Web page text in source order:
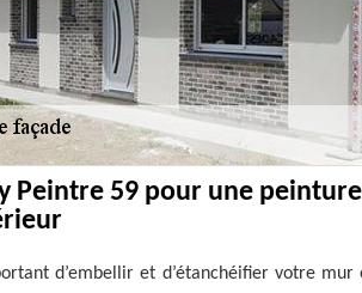
Peintre 59 pour une
d’embellir et d’étanchéifier votre